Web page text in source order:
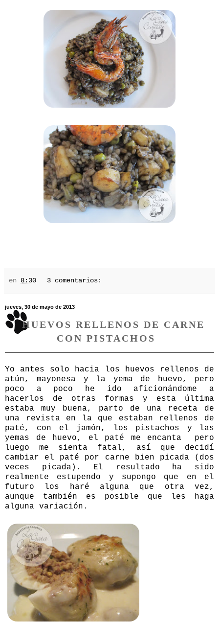
en 8:30 3 comentarios:
jueves, 30 de mayo de 2013
HUEVOS RELLENOS DE CARNE
CON PISTACHOS
Yo antes solo hacia los huevos rellenos de
atún, mayonesa y la yema de huevo, pero
poco a poco he ido aficionándome a
hacerlos de otras formas y esta última
estaba muy buena, parto de una receta de
una revista en la que estaban rellenos de
paté, con el jamón, los pistachos y las
yemas de huevo, el paté me encanta pero
luego me sienta fatal, así que decidí
cambiar el paté por carne bien picada (dos
veces picada). El resultado ha sido
realmente estupendo y supongo que en el
futuro los haré alguna que otra vez,
aunque también es posible que les haga
alguna variación.